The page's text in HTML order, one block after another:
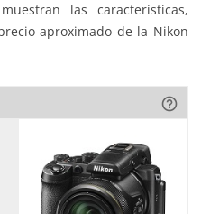
las características,
aproximado de la Nikon
help_outline